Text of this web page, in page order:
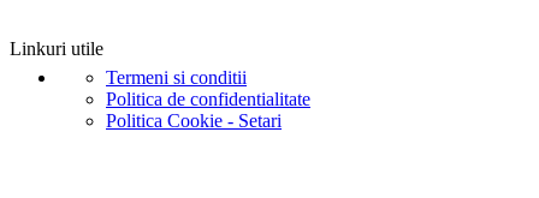
Linkuri utile
Termeni si conditii
Politica de confidentialitate
Politica Cookie - Setari